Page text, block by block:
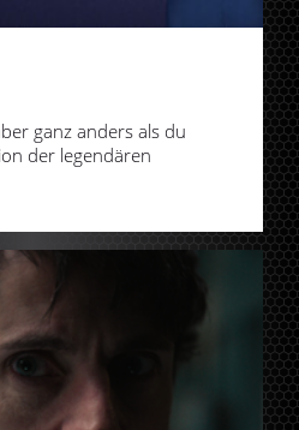
ganz anders als du
der legendären